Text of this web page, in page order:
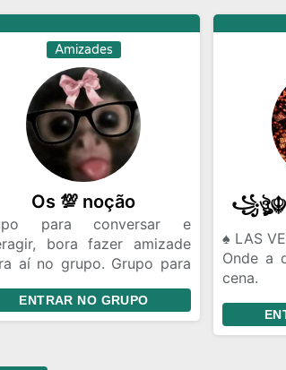
vindos é um grupo
é respeitado é
au mesmo tendo
Amizades
Os 💯 noção
para conversar e
bora fazer amizade
aí no grupo. Grupo para
distrair e falar sobre
coisas, a gente é tudo
partiu, entra aí
ENTRAR NO GRUPO
♠️ LAS
Onde a
cena.
Eventos